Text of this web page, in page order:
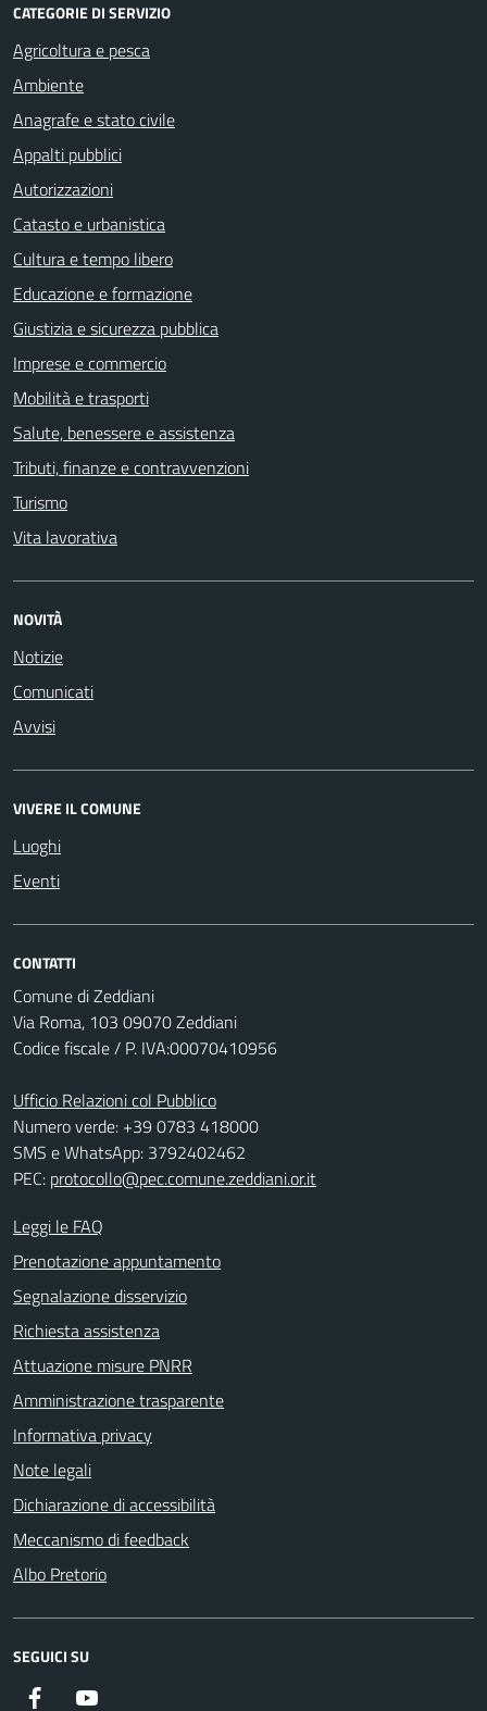
CATEGORIE DI SERVIZIO
Agricoltura e pesca
Ambiente
Anagrafe e stato civile
Appalti pubblici
Autorizzazioni
Catasto e urbanistica
Cultura e tempo libero
Educazione e formazione
Giustizia e sicurezza pubblica
Imprese e commercio
Mobilità e trasporti
Salute, benessere e assistenza
Tributi, finanze e contravvenzioni
Turismo
Vita lavorativa
NOVITÀ
Notizie
Comunicati
Avvisi
VIVERE IL COMUNE
Luoghi
Eventi
CONTATTI
Comune di Zeddiani
Via Roma, 103 09070 Zeddiani
Codice fiscale / P. IVA:00070410956
Ufficio Relazioni col Pubblico
Numero verde: +39 0783 418000
SMS e WhatsApp: 3792402462
PEC: protocollo@pec.comune.zeddiani.or.it
Leggi le FAQ
Prenotazione appuntamento
Segnalazione disservizio
Richiesta assistenza
Attuazione misure PNRR
Amministrazione trasparente
Informativa privacy
Note legali
Dichiarazione di accessibilità
Meccanismo di feedback
Albo Pretorio
SEGUICI SU
Facebook